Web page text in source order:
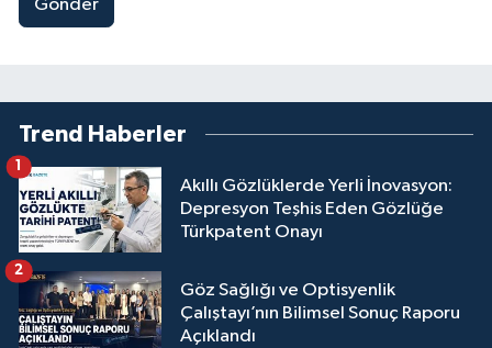
Gönder
Trend Haberler
Akıllı Gözlüklerde Yerli İnovasyon:
Depresyon Teşhis Eden Gözlüğe
Türkpatent Onayı
1
Göz Sağlığı ve Optisyenlik
Çalıştayı’nın Bilimsel Sonuç Raporu
Açıklandı
2